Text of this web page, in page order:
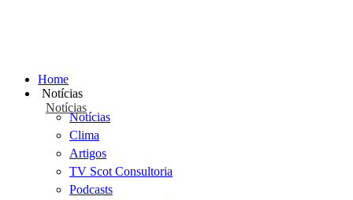
Home
Notícias
Notícias
Notícias
Clima
Artigos
TV Scot Consultoria
Podcasts